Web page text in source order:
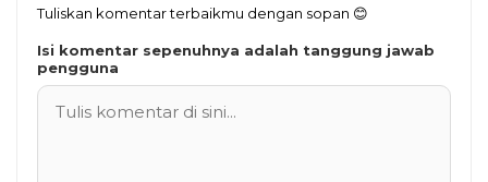
Tuliskan komentar terbaikmu dengan sopan 😊
Isi komentar sepenuhnya adalah tanggung jawab
pengguna